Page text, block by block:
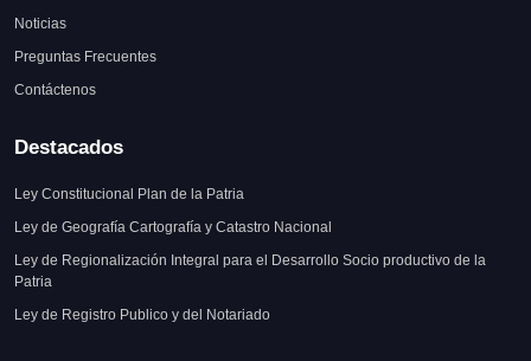
Noticias
Preguntas Frecuentes
Contáctenos
Destacados
Ley Constitucional Plan de la Patria
Ley de Geografía Cartografía y Catastro Nacional
Ley de Regionalización Integral para el Desarrollo Socio productivo de la
Patria
Ley de Registro Publico y del Notariado